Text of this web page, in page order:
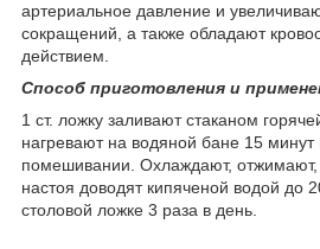
артериальное давление и
сокращений, а также обладают
действием.
Способ приготовления и
1 ст. ложку заливают стаканом
нагревают на водяной бане 15 минут
помешивании. Охлаждают,
настоя доводят кипяченой водой до
столовой ложке 3 раза в день.